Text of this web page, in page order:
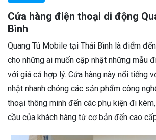
Cửa hàng điện thoại di động
Bình
Quang Tú Mobile tại Thái Bình là điểm
cho những ai muốn cập nhật những mẫu
với giá cả hợp lý. Cửa hàng này nổi tiếng
nhật nhanh chóng các sản phẩm công
thoại thông minh đến các phụ kiện đi
cầu của khách hàng từ cơ bản đến cao